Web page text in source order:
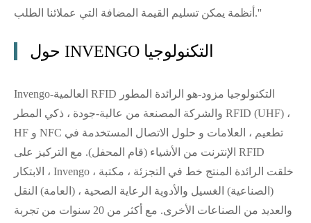
أنظمة يمكن تسليم القيمة المضافة التي عملائنا الطلب.''
حول INVENGO التكنولوجيا
Invengo-العالمية RFID التكنولوجيا مزود-هو الرائدة المطور
والشركة المصنعة من عالية-جودة ، ذكي المطر RFID (UHF) ،
HF و NFC تطعيم ، العلامات و حلول الاتصال المستخدمة في
الإنترنت من الأشياء (قام المحفل). مع التركيز على RFID
الابتكار ، Invengo خلقت الرائدة المنتج خط في التجزئة ، مكتبة ،
(الصناعية) الغسيل والأدوية الرعاية الصحية ، (العامة) النقل
والعديد من الصناعات الأخرى. مع أكثر من 20 سنوات من تجربة